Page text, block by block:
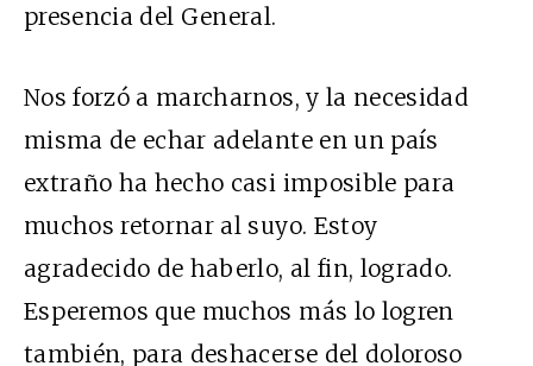
presencia del General.
Nos forzó a marcharnos, y la necesidad
misma de echar adelante en un país
extraño ha hecho casi imposible para
muchos retornar al suyo. Estoy
agradecido de haberlo, al fin, logrado.
Esperemos que muchos más lo logren
también, para deshacerse del doloroso